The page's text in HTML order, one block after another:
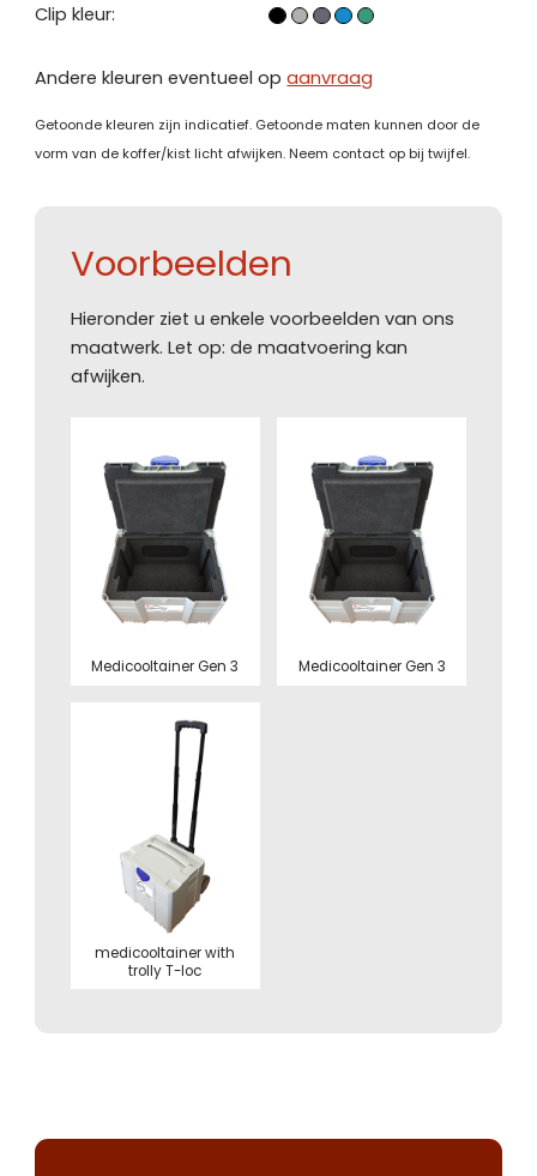
Clip kleur:
Andere kleuren eventueel opaanvraag
Getoonde kleuren zijn indicatief. Getoonde maten kunnen door de
vorm van de koffer/kist licht afwijken. Neem contact op bij twijfel.
Voorbeelden
Hieronder ziet u enkele voorbeelden van ons
maatwerk. Let op: de maatvoering kan
afwijken.
Medicooltainer Gen 3 Medicooltainer Gen 3
medicooltainer with
trolly T-loc